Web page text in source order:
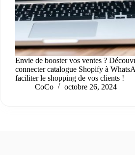
Envie de booster vos ventes ?
connecter catalogue Shopify à
faciliter le shopping de vos clients !
CoCo
octobre 26, 2024